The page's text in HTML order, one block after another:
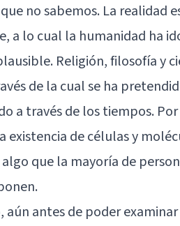
no sabemos. La realidad
a lo cual la humanidad ha
Religión, filosofía y
de la cual se ha
a través de los tiempos.
existencia de células y
que la mayoría de
aún antes de poder